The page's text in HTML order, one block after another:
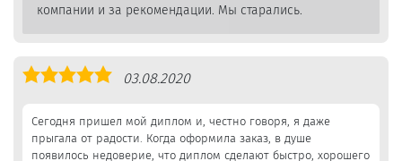
компании и за рекомендации. Мы старались.
Оценка
03.08.2020
Сегодня пришел мой диплом и, честно говоря, я даже
прыгала от радости. Когда оформила заказ, в душе
появилось недоверие, что диплом сделают быстро, хорошего